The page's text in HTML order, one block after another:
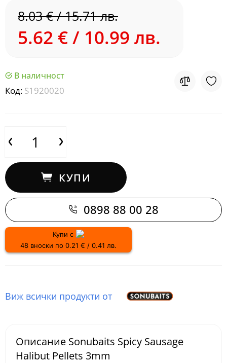
8.03 € / 15.71 лв.
5.62 € / 10.99 лв.
В наличност
Код: S1920020
КУПИ
0898 88 00 28
Купи с
48 вноски по 0.21 € / 0.41 лв.
Виж всички продукти от
Описание Sonubaits Spicy Sausage
Halibut Pellets 3mm